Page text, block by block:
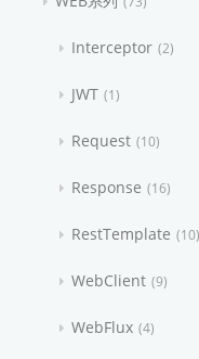
Interceptor 2
JWT 1
Request 10
Response 16
RestTemplate 10
WebClient 9
WebFlux 4